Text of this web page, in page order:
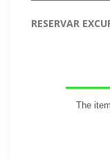
RESERVAR